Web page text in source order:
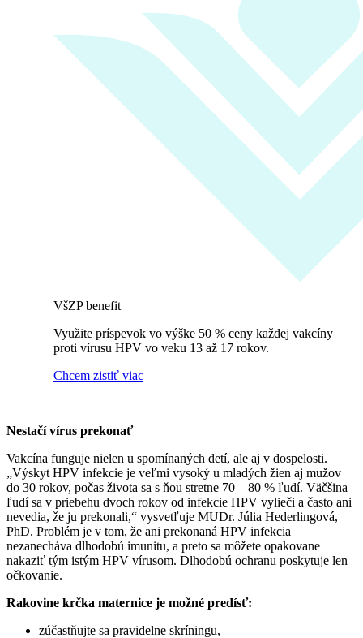
VšZP benefit
Využite príspevok vo výške 50 % ceny každej vakcíny
proti vírusu HPV vo veku 13 až 17 rokov.
Chcem zistiť viac
Nestačí vírus prekonať
Vakcína funguje nielen u spomínaných detí, ale aj v dospelosti.
„Výskyt HPV infekcie je veľmi vysoký u mladých žien aj mužov
do 30 rokov, počas života sa s ňou stretne 70 – 80 % ľudí. Väčšina
ľudí sa v priebehu dvoch rokov od infekcie HPV vylieči a často ani
nevedia, že ju prekonali,“ vysvetľuje MUDr. Júlia Hederlingová,
PhD. Problém je v tom, že ani prekonaná HPV infekcia
nezanecháva dlhodobú imunitu, a preto sa môžete opakovane
nakaziť tým istým HPV vírusom. Dlhodobú ochranu poskytuje len
očkovanie.
Rakovine krčka maternice je možné predísť:
zúčastňujte sa pravidelne skríningu,